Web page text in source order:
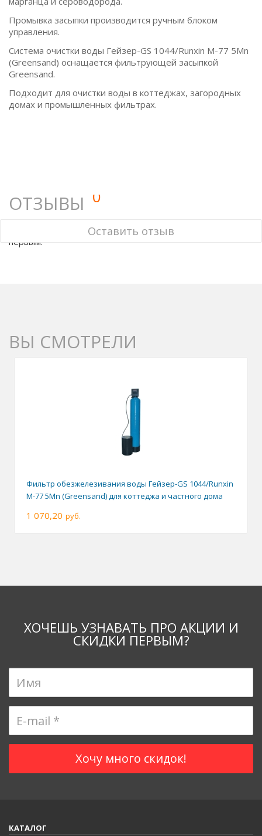
Промывка засыпки производится ручным блоком
управления.
Система очистки воды Гейзер-GS 1044/Runxin M-77 5Mn
(Greensand) оснащается фильтрующей засыпкой
Greensand.
Подходит для очистки воды в коттеджах, загородных
домах и промышленных фильтрах.
ОТЗЫВЫ 0
Оставить отзыв
У этого товара нет ни одного отзыва. Вы можете стать
первым.
ВЫ СМОТРЕЛИ
Фильтр обезжелезивания воды Гейзер-GS 1044/Runxin
M-77 5Mn (Greensand) для коттеджа и частного дома
1 070,20 руб.
ХОЧЕШЬ УЗНАВАТЬ ПРО АКЦИИ И
СКИДКИ ПЕРВЫМ?
КАТАЛОГ